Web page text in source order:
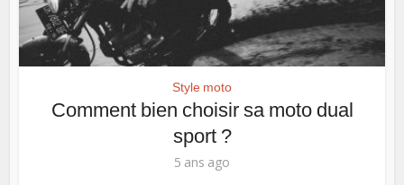
Style moto
Comment bien choisir sa moto dual
sport ?
5 ans ago